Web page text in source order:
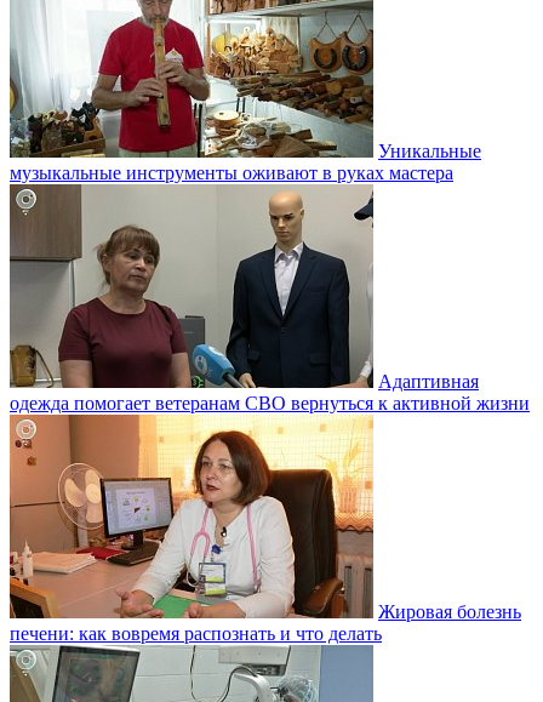
Уникальные
музыкальные инструменты оживают в руках мастера
Адаптивная
одежда помогает ветеранам СВО вернуться к активной жизни
Жировая болезнь
печени: как вовремя распознать и что делать